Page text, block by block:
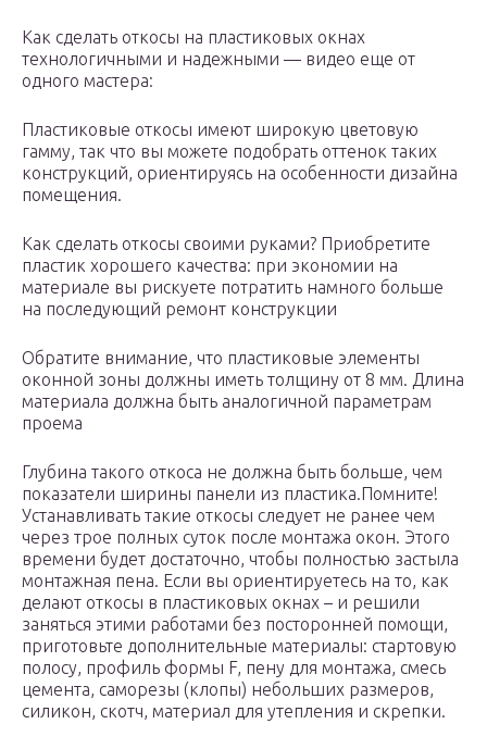
Как сделать откосы на пластиковых окнах
технологичными и надежными — видео еще от
одного мастера:
Пластиковые откосы имеют широкую цветовую
гамму, так что вы можете подобрать оттенок таких
конструкций, ориентируясь на особенности дизайна
помещения.
Как сделать откосы своими руками? Приобретите
пластик хорошего качества: при экономии на
материале вы рискуете потратить намного больше
на последующий ремонт конструкции
Обратите внимание, что пластиковые элементы
оконной зоны должны иметь толщину от 8 мм. Длина
материала должна быть аналогичной параметрам
проема
Глубина такого откоса не должна быть больше, чем
показатели ширины панели из пластика.Помните!
Устанавливать такие откосы следует не ранее чем
через трое полных суток после монтажа окон. Этого
времени будет достаточно, чтобы полностью застыла
монтажная пена. Если вы ориентируетесь на то, как
делают откосы в пластиковых окнах – и решили
заняться этими работами без посторонней помощи,
приготовьте дополнительные материалы: стартовую
полосу, профиль формы F, пену для монтажа, смесь
цемента, саморезы (клопы) небольших размеров,
силикон, скотч, материал для утепления и скрепки.